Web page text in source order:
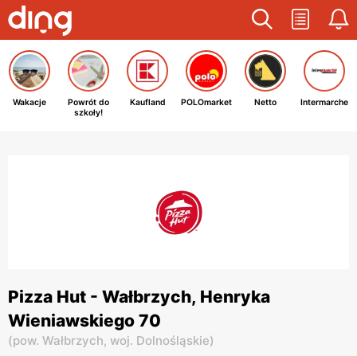
Wakacje
Powrót do
szkoły!
Kaufland POLOmarket Netto Intermarche
Pizza Hut - Wałbrzych, Henryka
Wieniawskiego 70
(pow. Wałbrzych, woj. Dolnośląskie)